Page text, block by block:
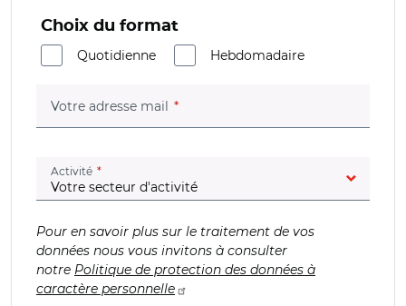
Choix du format
Quotidienne
Hebdomadaire
Votre adresse mail (champ obligatoire)
Activité (champ obligatoire)
Pour en savoir plus sur le traitement de vos
données nous vous invitons à consulter
notre Politique de protection des données à
caractère personnelle